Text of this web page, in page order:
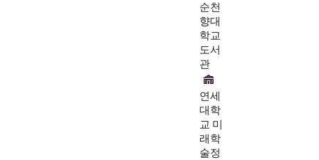
순천
향대
학교
도서
관
연세
대학
교 미
래학
술정